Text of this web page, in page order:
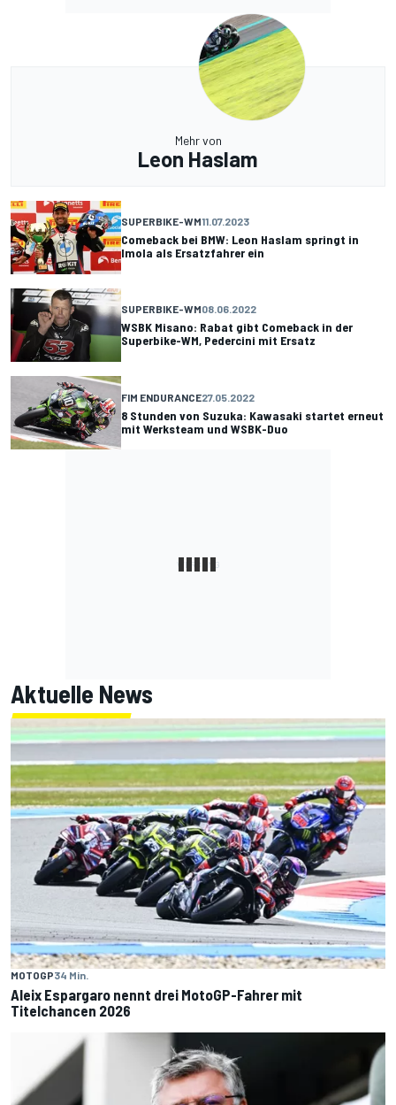
Mehr von
Leon Haslam
SUPERBIKE-WM11.07.2023
Comeback bei BMW: Leon Haslam springt in
Imola als Ersatzfahrer ein
SUPERBIKE-WM08.06.2022
WSBK Misano: Rabat gibt Comeback in der
Superbike-WM, Pedercini mit Ersatz
FIM ENDURANCE27.05.2022
8 Stunden von Suzuka: Kawasaki startet erneut
mit Werksteam und WSBK-Duo
Aktuelle News
MOTOGP34 Min.
Aleix Espargaro nennt drei MotoGP-Fahrer mit
Titelchancen 2026